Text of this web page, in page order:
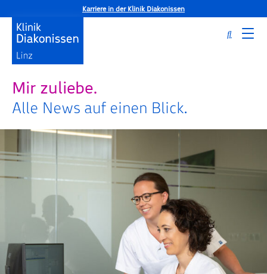
Karriere in der Klinik Diakonissen
Mir zuliebe.
Alle News auf einen Blick.